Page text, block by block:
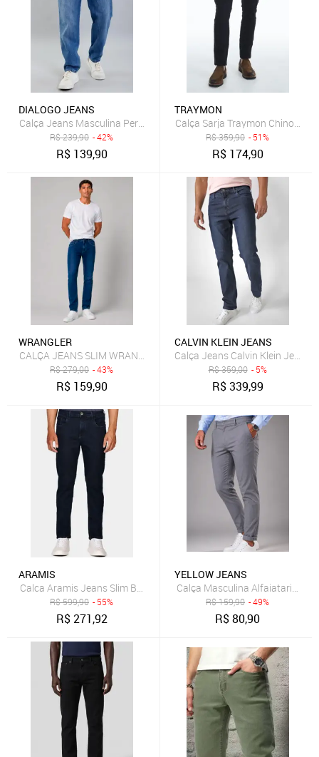
DIALOGO JEANS
Calça Jeans Masculina Perna Reta com Lavagem Média
R$239,90 - 42%
R$ 139,90
TRAYMON
Calça Sarja Traymon Chino Slim
R$359,90 - 51%
R$ 174,90
WRANGLER
CALÇA JEANS SLIM WRANGLER RT OR JEANS
R$279,00 - 43%
R$ 159,90
CALVIN KLEIN JEANS
Calça Jeans Calvin Klein Jeans
R$359,00 - 5%
R$339,99
ARAMIS
Calca Aramis Jeans Slim Basica Blue
R$599,90 - 55%
R$271,92
YELLOW JEANS
R$159,90 - 49%
R$80,90